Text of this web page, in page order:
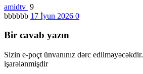
amidtv 9
bbbbbb 17 İyun 2026 0
Bir cavab yazın
Sizin e-poçt ünvanınız dərc edilməyəcəkdir.
işarələnmişdir